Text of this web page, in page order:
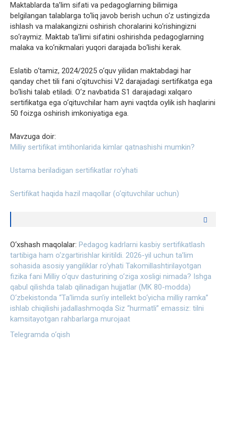
Maktablarda ta’lim sifati va pedagoglarning bilimiga
belgilangan talablarga to‘liq javob berish uchun o‘z ustingizda
ishlash va malakangizni oshirish choralarini ko‘rishingizni
so‘raymiz. Maktab ta’limi sifatini oshirishda pedagoglarning
malaka va ko‘nikmalari yuqori darajada bo‘lishi kerak.
Eslatib o‘tamiz, 2024/2025 o‘quv yilidan maktabdagi har
qanday chet tili fani o‘qituvchisi V2 darajadagi sertifikatga ega
bo‘lishi talab etiladi. O‘z navbatida S1 darajadagi xalqaro
sertifikatga ega o‘qituvchilar ham ayni vaqtda oylik ish haqlarini
50 foizga oshirish imkoniyatiga ega.
Mavzuga doir:
Milliy sertifikat imtihonlarida kimlar qatnashishi mumkin?
Ustama beriladigan sertifikatlar ro‘yhati
Sertifikat haqida hazil maqollar (o‘qituvchilar uchun)
O‘xshash maqolalar: Pedagog kadrlarni kasbiy sertifikatlash
tartibiga ham o‘zgartirishlar kiritildi. 2026-yil uchun ta’lim
sohasida asosiy yangiliklar ro‘yhati Takomillashtirilayotgan
fizika fani Milliy o‘quv dasturining o‘ziga xosligi nimada? Ishga
qabul qilishda talab qilinadigan hujjatlar (MK 80-modda)
O‘zbekistonda “Ta’limda sun’iy intellekt bo‘yicha milliy ramka”
ishlab chiqilishi jadallashmoqda Siz “hurmatli” emassiz: tilni
kamsitayotgan rahbarlarga murojaat
Telegramda o‘qish